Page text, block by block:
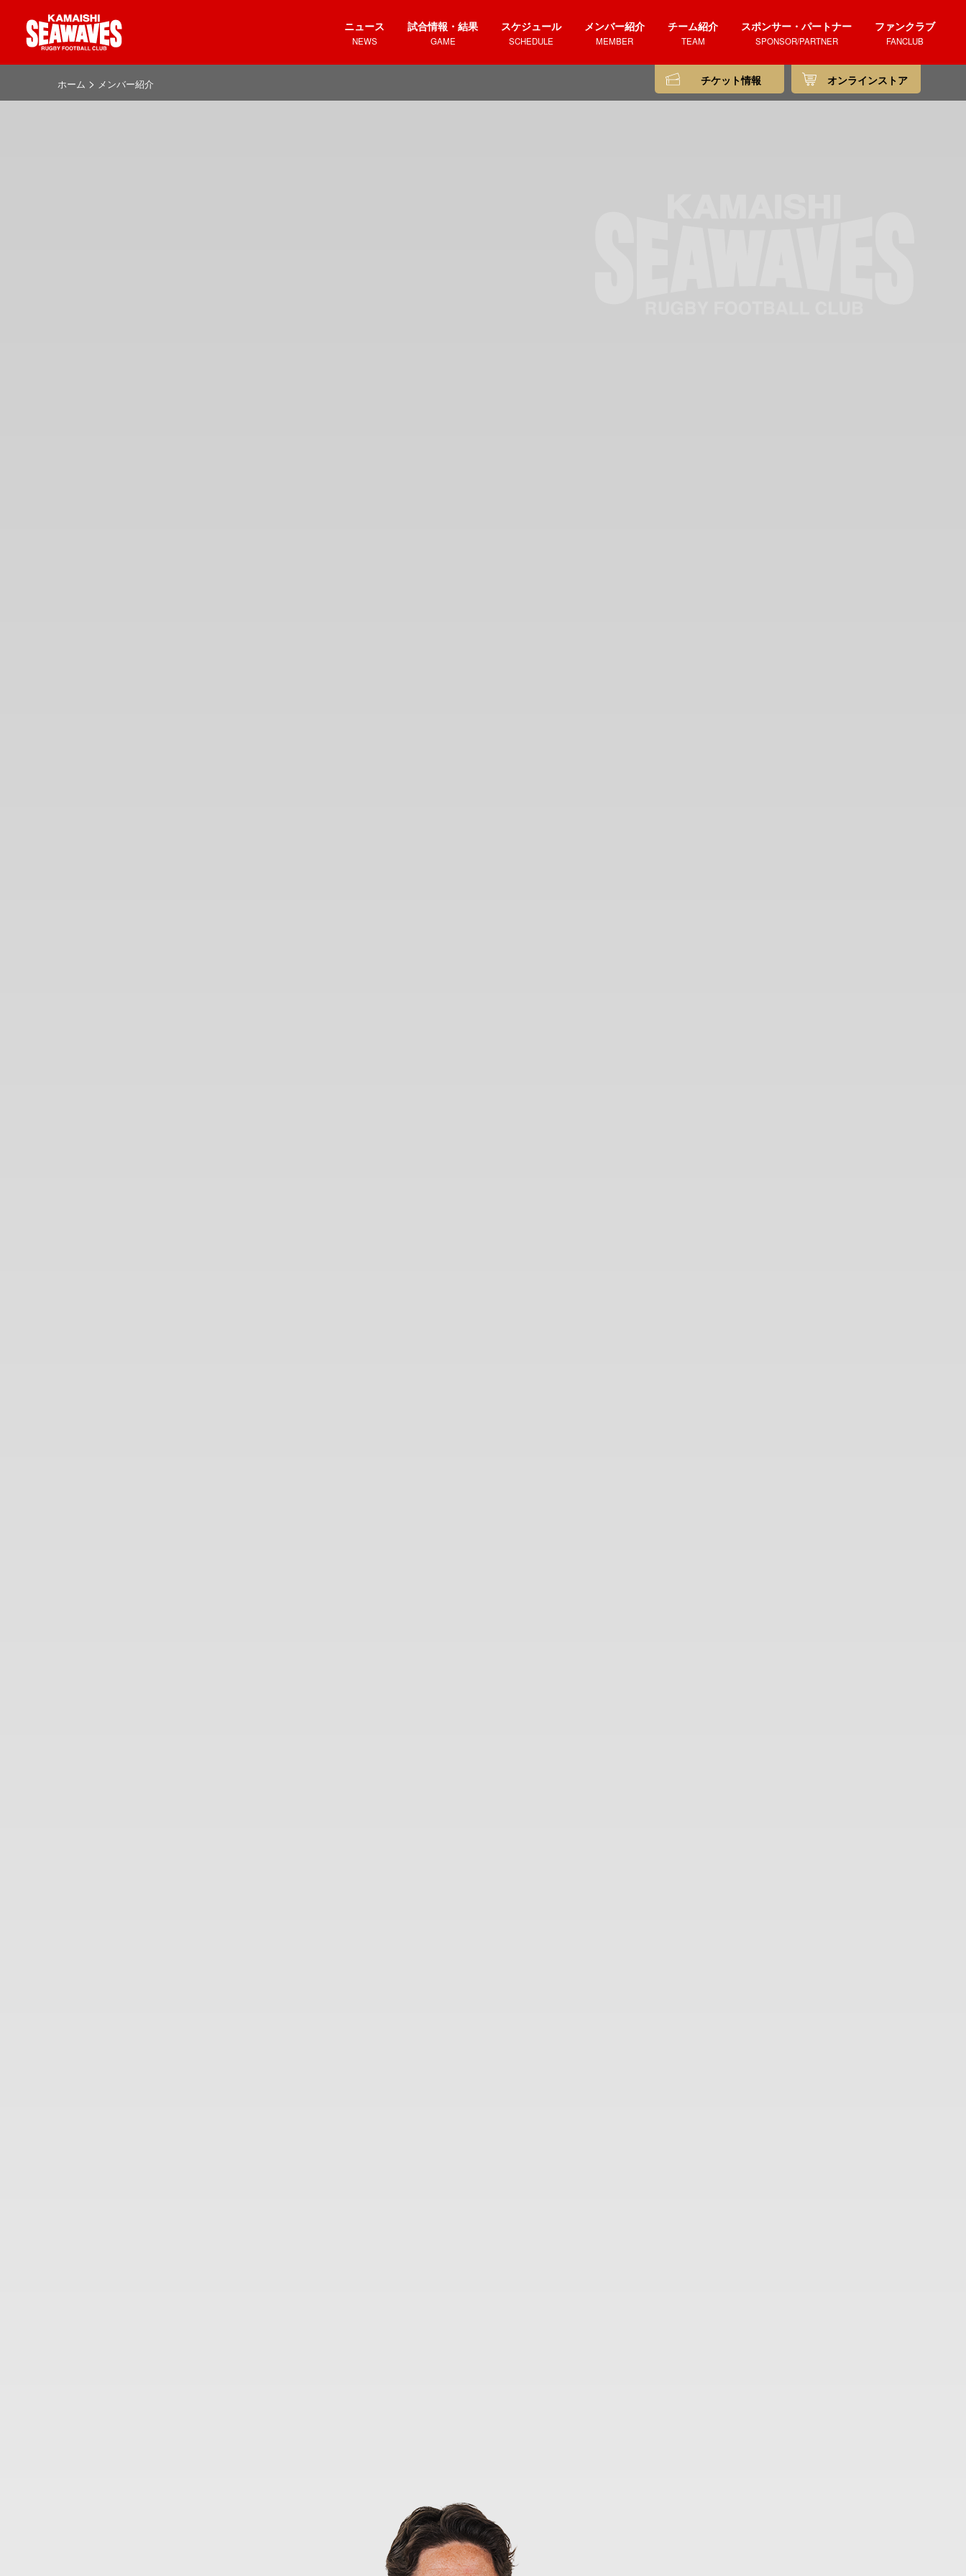
ニュース
NEWS
試合情報・結果
GAME
スケジュール
SCHEDULE
メンバー紹介
MEMBER
チーム紹介
TEAM
スポンサー・パートナー
SPONSOR/PARTNER
ファンクラブ
FANCLUB
チケット情報 オンラインストア
ホーム > メンバー紹介